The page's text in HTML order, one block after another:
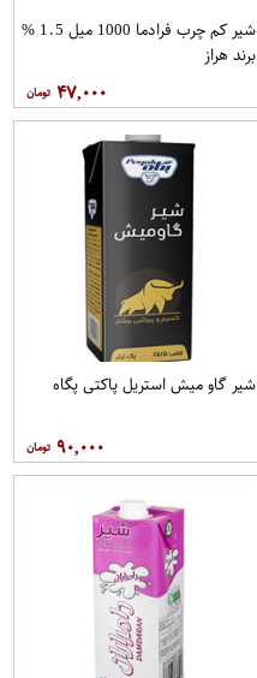
شیر کم چرب فرادما 1000 میل 1.5 %
برند هراز
۴۷,۰۰۰
شیر گاو میش استریل پاکتی پگاه
۹۰,۰۰۰